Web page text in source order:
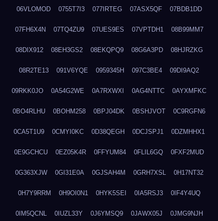
06VLOMOD 0755T7I3 077IRTEG 07ASX5QF 07BDB1DD
07FH6X4N 07TQ4ZU9 07UES9ES 07VPTDH1 08B99MM7
08DIX912 08EH3GS2 08EKQPQ9 08G6A3PD 08HJRZKG
08R2TE13 091V6YQE 0959345H 097C3BE4 09DI9AQ2
09RKK0JO 0A54G2WE 0A7RXWXI 0AG4NTTC 0AYXMFKC
0BO4RLHU 0BOHM258 0BPJ04DK 0BSHJVOT 0C9RGFN6
0CA5T1U9 0CMYI0KC 0D38QEGH 0DCJSPJ1 0DZMHHX1
0E9GCHCU 0EZ05K4R 0FFYUM84 0FLIL6GQ 0FXF2MUD
0G363XJW 0GI31E0A 0GJSAH4M 0GRH7XSL 0H17NT32
0H7Y9RRM 0H9OI0N1 0HYK5SEI 0IA5RSJ3 0IF4Y4UQ
0IM5QCNL 0IUZL33Y 0J6YMSQ9 0JAWX05J 0JMG9NJH